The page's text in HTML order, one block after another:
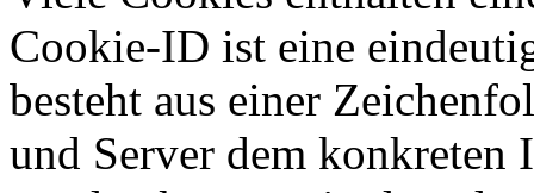
Cookie-ID ist eine
besteht aus einer
und Server dem konkreten